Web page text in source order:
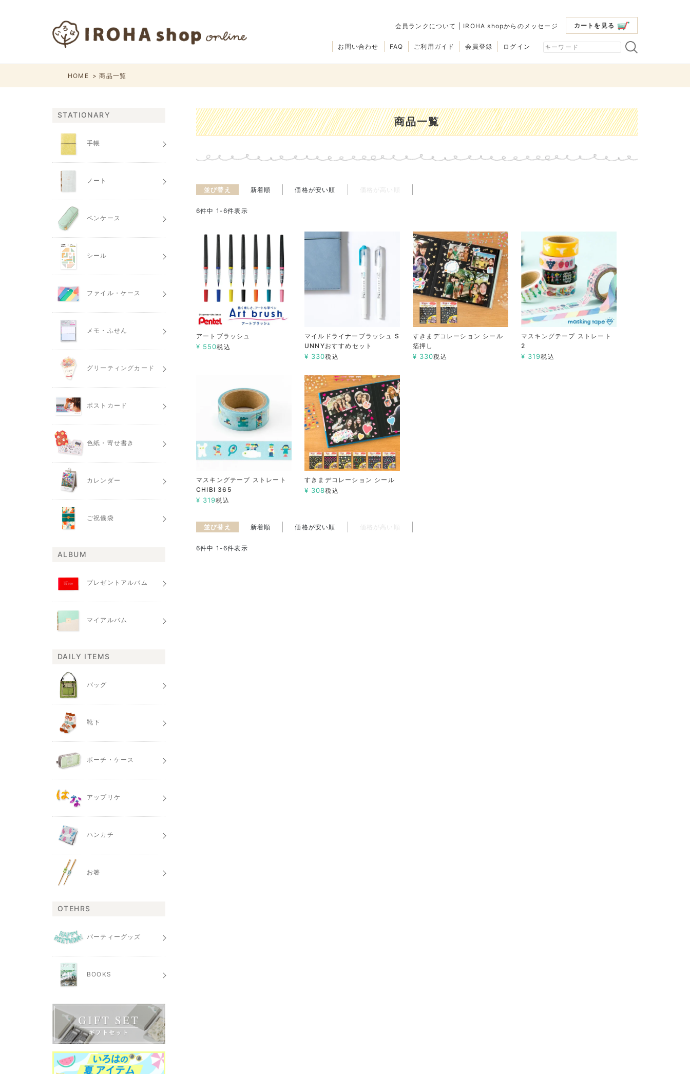
カートを見る
会員ランクについて IROHA shopからのメッセージ
会員登録 ログイン
ご利用ガイド
FAQ
お問い合わせ
HOME 商品一覧
商品一覧
並び替え 新着順 価格が安い順 価格が高い順
6件中 1 -6件表示
アートブラッシュ
¥ 550税込
マイルドライナーブラッシュ S
UNNYおすすめセット
¥ 330税込
すきまデコレーション シール
箔押し
¥ 330税込
マスキングテープ ストレート
2
¥ 319税込
マスキングテープ ストレート
CHIBI 365
¥ 319税込
すきまデコレーション シール
¥ 308税込
並び替え 新着順 価格が安い順 価格が高い順
6件中 1 -6件表示
STATIONARY
手帳
ノート
ペンケース
シール
ファイル・ケース
メモ・ふせん
グリーティングカード
ポストカード
色紙・寄せ書き
カレンダー
ご祝儀袋
ALBUM
プレゼントアルバム
マイアルバム
DAILY ITEMS
バッグ
靴下
ポーチ・ケース
アップリケ
ハンカチ
お箸
OTEHRS
パーティーグッズ
BOOKS